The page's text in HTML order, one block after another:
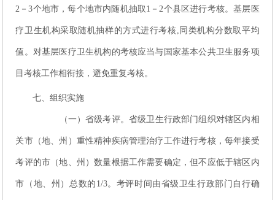
2－3个地市，每个地市内随机抽取1－2个县区进行考核。基层医
疗卫生机构采取随机抽样的方式进行考核,同类机构分数取平均
值。对基层医疗卫生机构的考核应当与国家基本公共卫生服务项
目考核工作相衔接，避免重复考核。
七、组织实施
（一）省级考评。省级卫生行政部门组织对辖区内相
关市（地、州）重性精神疾病管理治疗工作进行考核，每年接受
考评的市（地、州）数量根据工作需要确定，但不应低于辖区内
市（地、州）总数的1/3。考评时间由省级卫生行政部门自行确